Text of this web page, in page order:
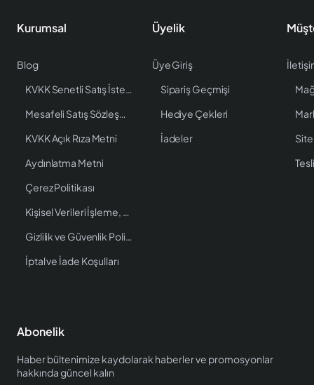
Kurumsal
Blog
KVKK Senetli Satış İstenen Bilgiler
Mesafeli Satış Sözleşmesi
KVKK Açık Rıza Metni
Aydınlatma Metni
Çerez Politikası
Kişisel Verileri İşleme, Saklama ve İmha Politikası
Gizlilik ve Güvenlik Politikası
İptal ve İade Koşulları
Üyelik
Üye Giriş
Sipariş Geçmişi
Hediye Çekleri
İadeler
Site
Abonelik
Haber bültenimize kaydolarak haberler ve promosyonlar
hakkında güncel kalın